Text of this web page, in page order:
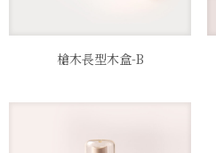
槍木長型木盒-B